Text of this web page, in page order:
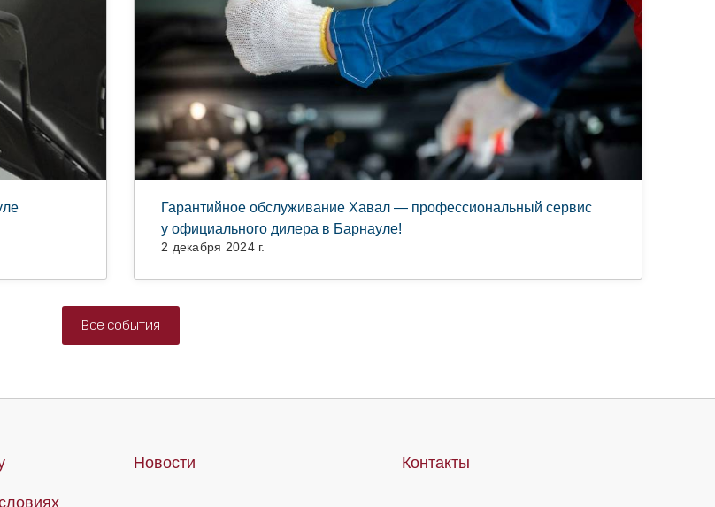
Гарантийное обслуживание Хавал — профессиональный сервис
у официального дилера в Барнауле!
2 декабря 2024 г.
Все события
Новости Контакты